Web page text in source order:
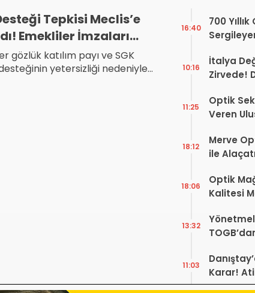
Tepkisi Meclis’e
Emekliler İmzaları
gözlük katılım payı ve SGK
yetersizliği nedeniyle
700
16:40
İtalya
Zirvede!
10:16
Optik
Veren
11:25
Merve
ile
18:12
Optik
Kalitesi
18:06
13:32
Karar!
11:03